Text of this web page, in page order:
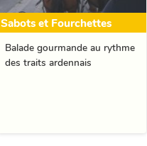
Sabots et Fourchettes
Balade gourmande au rythme
des traits ardennais